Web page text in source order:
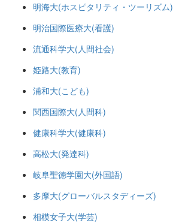
明海大(ホスピタリティ・ツーリズム)
明治国際医療大(看護)
流通科学大(人間社会)
姫路大(教育)
浦和大(こども)
関西国際大(人間科)
健康科学大(健康科)
高松大(発達科)
岐阜聖徳学園大(外国語)
多摩大(グローバルスタディーズ)
相模女子大(学芸)